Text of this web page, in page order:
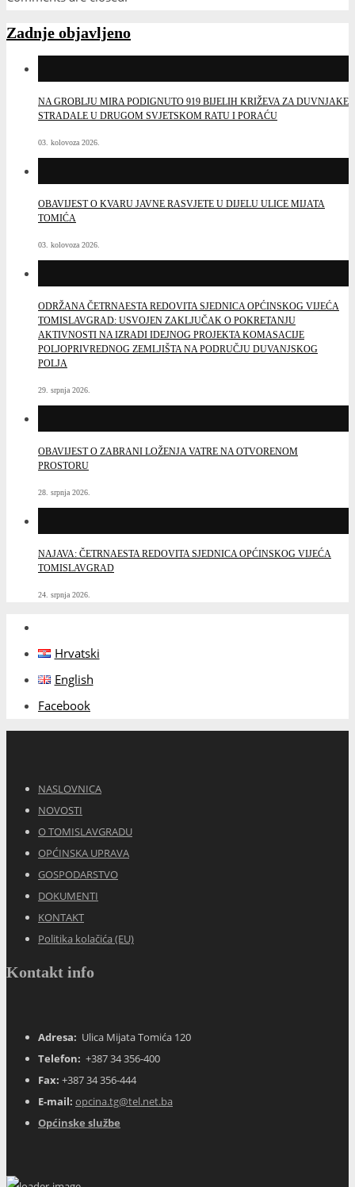
Zadnje objavljeno
NA GROBLJU MIRA PODIGNUTO 919 BIJELIH KRIŽEVA ZA DUVNJAKE
STRADALE U DRUGOM SVJETSKOM RATU I PORAĆU
03. kolovoza 2026.
OBAVIJEST O KVARU JAVNE RASVJETE U DIJELU ULICE MIJATA
TOMIĆA
03. kolovoza 2026.
ODRŽANA ČETRNAESTA REDOVITA SJEDNICA OPĆINSKOG VIJEĆA
TOMISLAVGRAD: USVOJEN ZAKLJUČAK O POKRETANJU
AKTIVNOSTI NA IZRADI IDEJNOG PROJEKTA KOMASACIJE
POLJOPRIVREDNOG ZEMLJIŠTA NA PODRUČJU DUVANJSKOG
POLJA
29. srpnja 2026.
OBAVIJEST O ZABRANI LOŽENJA VATRE NA OTVORENOM
PROSTORU
28. srpnja 2026.
NAJAVA: ČETRNAESTA REDOVITA SJEDNICA OPĆINSKOG VIJEĆA
TOMISLAVGRAD
24. srpnja 2026.
Hrvatski
English
Facebook
NASLOVNICA
NOVOSTI
O TOMISLAVGRADU
OPĆINSKA UPRAVA
GOSPODARSTVO
DOKUMENTI
KONTAKT
Politika kolačića (EU)
Kontakt info
Adresa: Ulica Mijata Tomića 120
Telefon: +387 34 356-400
Fax: +387 34 356-444
E-mail: opcina.tg@tel.net.ba
Općinske službe